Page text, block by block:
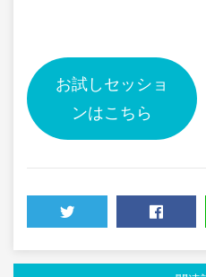
お試しセッショ
ンはこちら